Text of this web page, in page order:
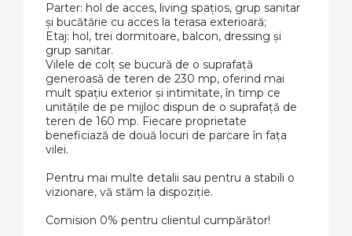
Parter: hol de acces, living spațios, grup sanitar
și bucătărie cu acces la terasa exterioară;
Etaj: hol, trei dormitoare, balcon, dressing și
grup sanitar.
Vilele de colț se bucură de o suprafață
generoasă de teren de 230 mp, oferind mai
mult spațiu exterior și intimitate, în timp ce
unitățile de pe mijloc dispun de o suprafață de
teren de 160 mp. Fiecare proprietate
beneficiază de două locuri de parcare în fața
vilei.
Pentru mai multe detalii sau pentru a stabili o
vizionare, vă stăm la dispoziție.
Comision 0% pentru clientul cumpărător!